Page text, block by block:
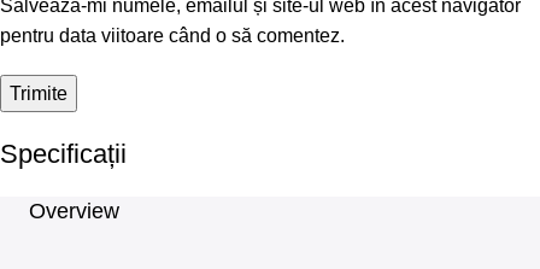
Salvează-mi numele, emailul și site-ul web în acest navigator
pentru data viitoare când o să comentez.
Specificații
Overview